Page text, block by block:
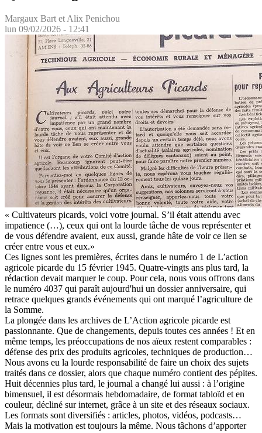
Margaux Bart et Alix Penichou
lun 09/02/2026 - 12:41
« Cultivateurs picards, voici votre journal. S’il était attendu avec
impatience (…), ceux qui ont la lourde tâche de vous représenter et
de vous défendre avaient, eux aussi, grande hâte de voir ce lien se
créer entre vous et eux.»
Ces lignes sont les premières, écrites dans le numéro 1 de L’action
agricole picarde du 15 février 1945. Quatre-vingts ans plus tard, la
rédaction devait marquer le coup. Pour cela, nous vous offrons dans
le numéro 4037 qui paraît aujourd'hui un dossier anniversaire, qui
retrace quelques grands événements qui ont marqué l’agriculture de
la Somme.
La plongée dans les archives de L’Action agricole picarde est
passionnante. Que de changements, depuis toutes ces années ! Et en
même temps, les préoccupations de nos aïeux restent comparables :
défense des prix des produits agricoles, techniques de production…
Nous avons eu la lourde responsabilité de faire un choix des sujets
traités dans ce dossier, alors que chaque numéro contient des pépites.
Huit décennies plus tard, le journal a changé lui aussi : à l’origine
bimensuel, il est désormais hebdomadaire, de format tabloïd et en
couleur, décliné sur internet, grâce à un site et des réseaux sociaux.
Les formats sont diversifiés : articles, photos, vidéos, podcasts…
Mais la motivation est toujours la même. Nous tâchons d’apporter